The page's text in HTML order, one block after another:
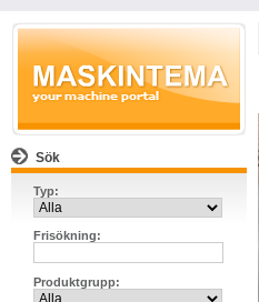
Sök
Typ:
Frisökning:
Produktgrupp: